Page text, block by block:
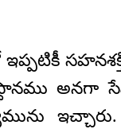
అనగా
ఇచ్చారు.